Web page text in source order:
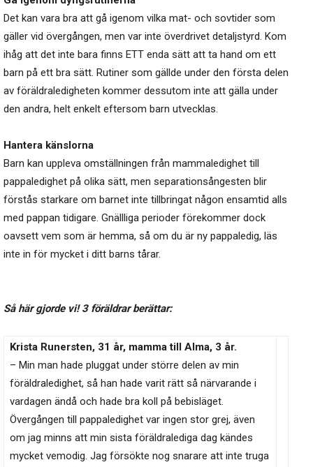
Det kan vara bra att gå igenom vilka mat- och sovtider som
gäller vid övergången, men var inte överdrivet detaljstyrd. Kom
ihåg att det inte bara finns ETT enda sätt att ta hand om ett
barn på ett bra sätt. Rutiner som gällde under den första delen
av föräldraledigheten kommer dessutom inte att gälla under
den andra, helt enkelt eftersom barn utvecklas.
Hantera känslorna
Barn kan uppleva omställningen från mammaledighet till
pappaledighet på olika sätt, men separationsångesten blir
förstås starkare om barnet inte tillbringat någon ensamtid alls
med pappan tidigare. Gnällliga perioder förekommer dock
oavsett vem som är hemma, så om du är ny pappaledig, läs
inte in för mycket i ditt barns tårar.
Så här gjorde vi! 3 föräldrar berättar:
Krista Runersten, 31 år, mamma till Alma, 3 år.
– Min man hade pluggat under större delen av min
föräldraledighet, så han hade varit rätt så närvarande i
vardagen ändå och hade bra koll på bebisläget.
Övergången till pappaledighet var ingen stor grej, även
om jag minns att min sista föräldralediga dag kändes
mycket vemodig. Jag försökte nog snarare att inte truga